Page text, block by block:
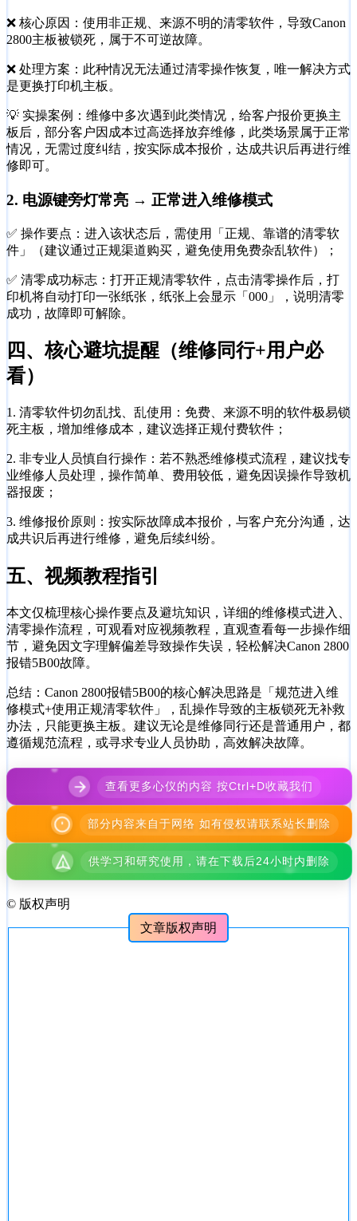
❌ 核心原因：使用非正规、来源不明的清零软件，导致Canon
2800主板被锁死，属于不可逆故障。
❌ 处理方案：此种情况无法通过清零操作恢复，唯一解决方式
是更换打印机主板。
💡 实操案例：维修中多次遇到此类情况，给客户报价更换主
板后，部分客户因成本过高选择放弃维修，此类场景属于正常
情况，无需过度纠结，按实际成本报价，达成共识后再进行维
修即可。
2. 电源键旁灯常亮 → 正常进入维修模式
✅ 操作要点：进入该状态后，需使用「正规、靠谱的清零软
件」（建议通过正规渠道购买，避免使用免费杂乱软件）；
✅ 清零成功标志：打开正规清零软件，点击清零操作后，打
印机将自动打印一张纸张，纸张上会显示「000」，说明清零
成功，故障即可解除。
四、核心避坑提醒（维修同行+用户必
看）
1. 清零软件切勿乱找、乱使用：免费、来源不明的软件极易锁
死主板，增加维修成本，建议选择正规付费软件；
2. 非专业人员慎自行操作：若不熟悉维修模式流程，建议找专
业维修人员处理，操作简单、费用较低，避免因误操作导致机
器报废；
3. 维修报价原则：按实际故障成本报价，与客户充分沟通，达
成共识后再进行维修，避免后续纠纷。
五、视频教程指引
本文仅梳理核心操作要点及避坑知识，详细的维修模式进入、
清零操作流程，可观看对应视频教程，直观查看每一步操作细
节，避免因文字理解偏差导致操作失误，轻松解决Canon 2800
报错5B00故障。
总结：Canon 2800报错5B00的核心解决思路是「规范进入维
修模式+使用正规清零软件」，乱操作导致的主板锁死无补救
办法，只能更换主板。建议无论是维修同行还是普通用户，都
遵循规范流程，或寻求专业人员协助，高效解决故障。
查看更多心仪的内容 按Ctrl+D收藏我们
部分内容来自于网络 如有侵权请联系站长删除
供学习和研究使用，请在下载后24小时内删除
© 版权声明
文章版权声明